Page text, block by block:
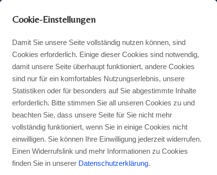
Cookie-Einstellungen
Damit Sie unsere Seite vollständig nutzen können, sind
Cookies erforderlich. Einige dieser Cookies sind notwendig,
damit unsere Seite überhaupt funktioniert, andere Cookies
sind nur für ein komfortables Nutzungserlebnis, unsere
Statistiken oder für besonders auf Sie abgestimmte Inhalte
erforderlich. Bitte stimmen Sie all unseren Cookies zu und
beachten Sie, dass unsere Seite für Sie nicht mehr
vollständig funktioniert, wenn Sie in einige Cookies nicht
einwilligen. Sie können Ihre Einwilligung jederzeit widerrufen.
Einen Widerrufslink und mehr Informationen zu Cookies
finden Sie in unserer Datenschutzerklärung.